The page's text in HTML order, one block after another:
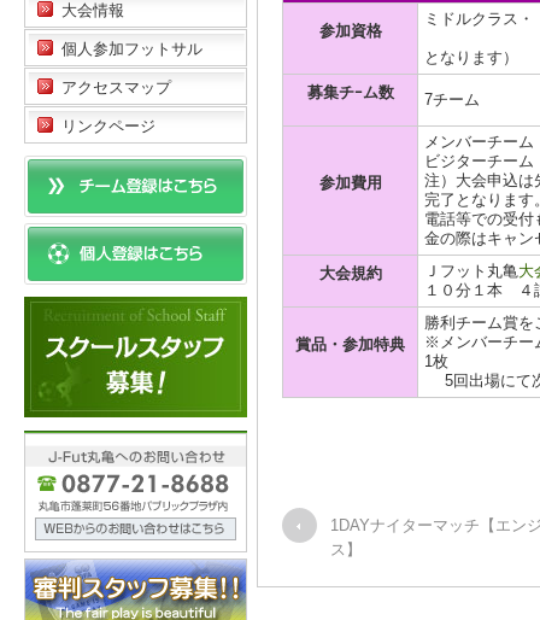
参加資格
ミドルクラス
となります）
募集チｰム数
7チーム
参加費用
メンバーチー
ビジターチー
注）大会申込は
完了となります
電話等での受
金の際はキャン
大会規約
Ｊフット丸亀 大
１０分１本 ４
賞品・参加特典
勝利チーム賞
※メンバーチー
1枚
5回出場にて
1DAYナイターマッチ【エン
ス】
大会情報
個人参加フットサル
アクセスマップ
リンクページ